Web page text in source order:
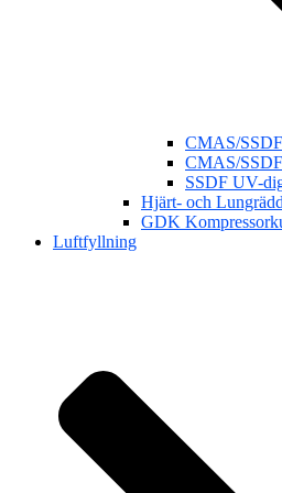
CMAS/
CMAS/
SSDF UV-
Hjärt- och
GDK
Luftfyllning